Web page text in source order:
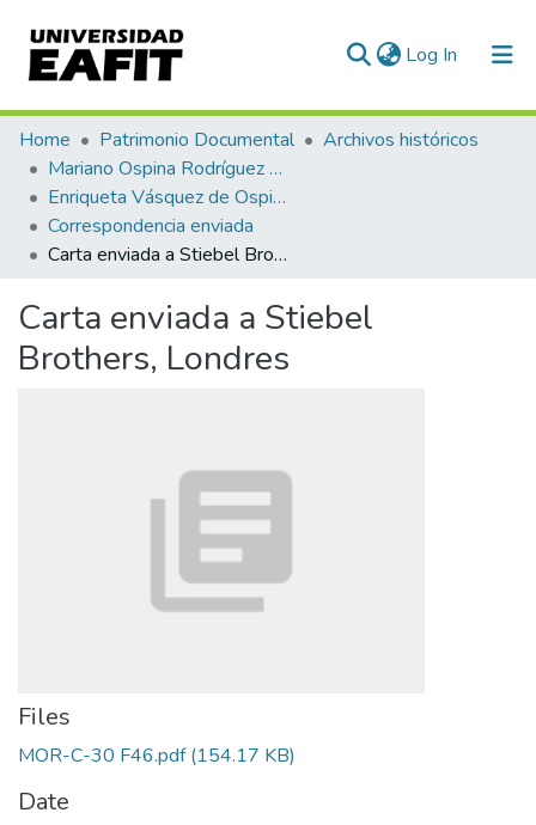
Log In (current)
Communities & Collections
All of DSpace
Statistics
Home Patrimonio Documental
Archivos históricos
Mariano Ospina Rodríguez (1826 -1912)
Enriqueta Vásquez de Ospina
Correspondencia enviada
Carta enviada a Stiebel Brothers, Londres
Carta enviada a Stiebel
Brothers, Londres
Files
MOR-C-30 F46.pdf(154.17 KB)
Date